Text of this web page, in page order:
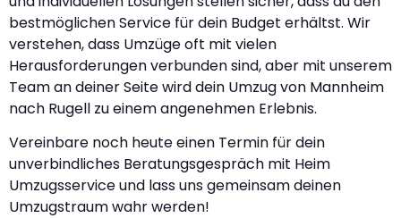
bestmöglichen Service für dein Budget erhältst. Wir
verstehen, dass Umzüge oft mit vielen
Herausforderungen verbunden sind, aber mit unserem
Team an deiner Seite wird dein Umzug von Mannheim
nach Rugell zu einem angenehmen Erlebnis.
Vereinbare noch heute einen Termin für dein
unverbindliches Beratungsgespräch mit Heim
Umzugsservice und lass uns gemeinsam deinen
Umzugstraum wahr werden!